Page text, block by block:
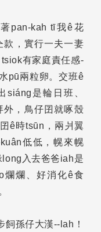
pan-kah tī我ê花
款，實行一夫一妻
有家庭責任感-
pū兩粒卵。交班ê
siáng是輪日班、
外，鳥仔囝就啄殼
ê時tsūn，兩爿翼
低低，幌來幌
入去爸爸iah是
爛爛、好消化ê食
飼孫仔大漢--lah！